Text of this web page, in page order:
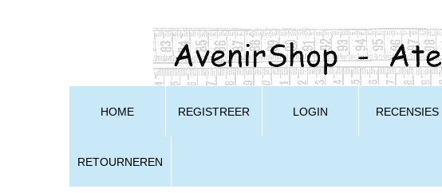
HOME REGISTREER LOGIN RECENSIES
RETOURNEREN